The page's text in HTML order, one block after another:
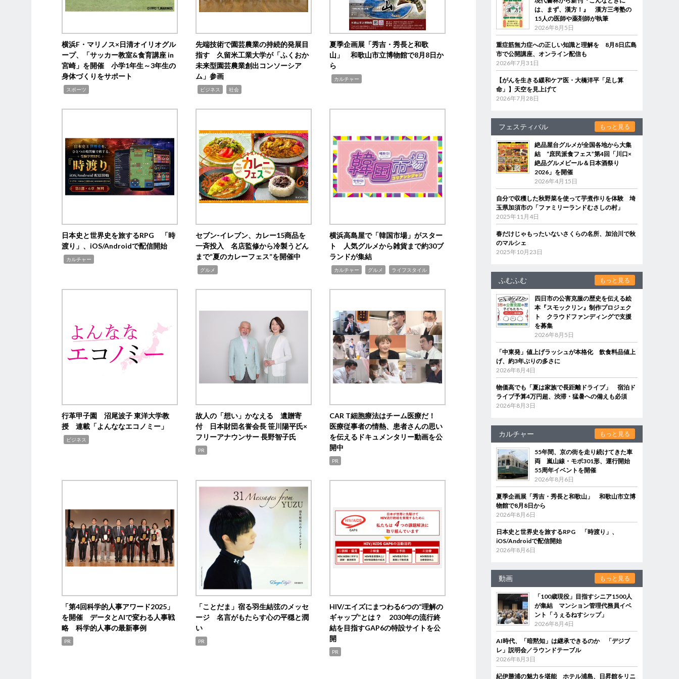
横浜F・マリノス×日清オイリオグル
ープ、「サッカー教室&食育講座 in
宮崎」を開催 小学1年生～3年生の
身体づくりをサポート
スポーツ
先端技術で園芸農業の持続的発展目
指す 久留米工業大学が「ふくおか
未来型園芸農業創出コンソーシア
ム」参画
ビジネス 社会
夏季企画展「秀吉・秀長と和歌
山」 和歌山市立博物館で8月8日か
ら
カルチャー
日本史と世界史を旅するRPG 「時
渡り」、iOS/Androidで配信開始
カルチャー
セブン‐イレブン、カレー15商品を
一斉投入 名店監修から冷製うどん
まで“夏のカレーフェス”を開催中
グルメ
横浜高島屋で「韓国市場」がスター
ト 人気グルメから雑貨まで約30ブ
ランドが集結
カルチャー グルメ ライフスタイル
行革甲子園 沼尾波子 東洋大学教
授 連載「よんななエコノミー」
ビジネス
故人の「想い」かなえる 遺贈寄
付 日本財団名誉会長 笹川陽平氏×
フリーアナウンサー 長野智子氏
PR
CAR T細胞療法はチーム医療だ！
医療従事者の情熱、患者さんの思い
を伝えるドキュメンタリー動画を公
開中
PR
「第4回科学的人事アワード2025」
を開催 データとAIで変わる人事戦
略 科学的人事の最新事例
PR
「ことだま」宿る羽生結弦のメッセ
ージ 名言がもたらす心の平穏と潤
い
PR
HIV/エイズにまつわる6つの“理解の
ギャップ”とは？ 2030年の流行終
結を目指すGAP6の特設サイトを公
開
PR
は、まず、漢方！』 漢方三考塾の
15人の医師や薬剤師が執筆
2026年8月5日
重症筋無力症への正しい知識と理解を 8月8日広島
市で公開講座、オンライン配信も
2026年7月31日
【がんを生きる緩和ケア医・大橋洋平「足し算
命」】天空を見上げて
2026年7月28日
フェスティバル もっと見る
絶品屋台グルメが全国各地から大集
結 “庶民派食フェス”第4回「川口×
絶品グルメビール＆日本酒祭り
2026」を開催
2026年4月15日
自分で収穫した秋野菜を使って芋煮作りを体験 埼
玉県加須市の「ファミリーランドむさしの村」
2025年11月4日
春だけじゃもったいないさくらの名所、加治川で秋
のマルシェ
2025年10月23日
ふむふむ もっと見る
四日市の公害克服の歴史を伝える絵
本『スモックリン』制作プロジェク
ト クラウドファンディングで支援
を募集
2026年8月5日
「中東発」値上げラッシュが本格化 飲食料品値上
げ、約3年ぶりの多さに
2026年8月4日
物価高でも「夏は家族で長距離ドライブ」 宿泊ド
ライブ予算4万円超、渋滞・猛暑への備えも必須
2026年8月3日
カルチャー もっと見る
55年間、京の街を走り続けてきた車
両 嵐山線・モボ301形、運行開始
55周年イベントを開催
2026年8月6日
夏季企画展「秀吉・秀長と和歌山」 和歌山市立博
物館で8月8日から
2026年8月6日
日本史と世界史を旅するRPG 「時渡り」、
iOS/Androidで配信開始
2026年8月6日
動画 もっと見る
「100歳現役」目指すシニア1500人
が集結 マンション管理代務員イベ
ント「うぇるねすシップ」
2026年8月4日
AI時代、「暗黙知」は継承できるのか 「デジブ
レ」説明会／ラウンドテーブル
2026年8月3日
紀伊勝浦の魅力を堪能 ホテル浦島、日昇館をリニ